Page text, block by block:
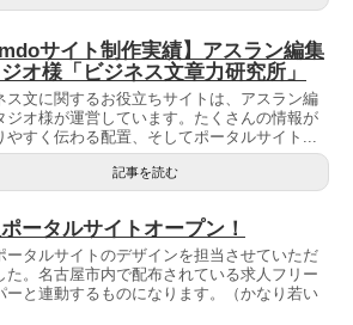
サイト制作実績】アスラン編集
オ様「ビジネス文章力研究所」
ス文に関するお役立ちサイトは、アスラン編
ジオ様が運営しています。たくさんの情報が
やすく伝わる配置、そしてポータルサイト...
記事を読む
ータルサイトオープン！
ータルサイトのデザインを担当させていただ
た。名古屋市内で配布されている求人フリー
ーと連動するものになります。（かなり若い